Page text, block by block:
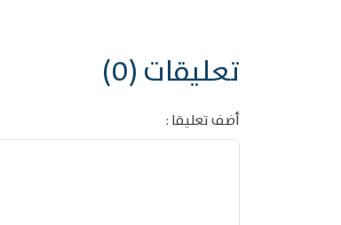
تعليقات (0)
أضف تعليقا :